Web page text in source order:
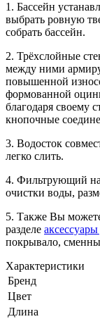
1. Бассейн
выбрать ровную
собрать бассейн.
2. Трёхслойные
между ними
повышенной
формованной
благодаря своему
кнопочные
3. Водосток
легко слить.
4. Фильтрующий
очистки воды,
5. Также Вы
разделе
покрывало,
Характеристики
Бренд
Цвет
Длина